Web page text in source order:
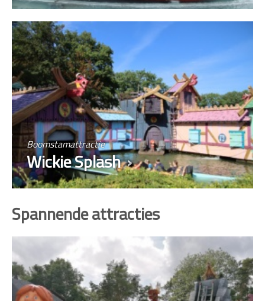
Boomstamattractie
Wickie Splash
Spannende attracties